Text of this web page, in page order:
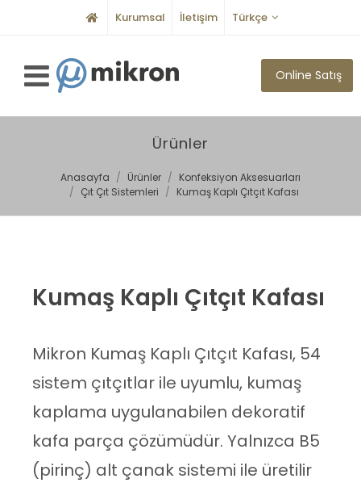
Kurumsal İletişim Türkçe
Online Satış
Ürünler
Anasayfa Ürünler
Konfeksiyon Aksesuarları
Çıt Çıt Sistemleri
Kumaş Kaplı Çıtçıt Kafası
Kumaş Kaplı Çıtçıt Kafası
Mikron Kumaş Kaplı Çıtçıt Kafası, 54
sistem çıtçıtlar ile uyumlu, kumaş
kaplama uygulanabilen dekoratif
kafa parça çözümüdür. Yalnızca B5
(pirinç) alt çanak sistemi ile üretilir